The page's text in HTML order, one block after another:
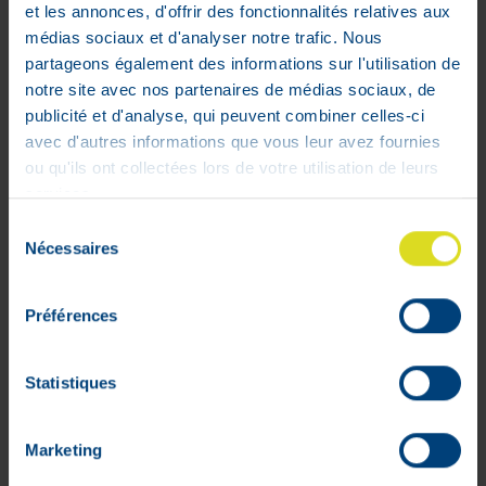
et les annonces, d'offrir des fonctionnalités relatives aux
médias sociaux et d'analyser notre trafic. Nous
partageons également des informations sur l'utilisation de
notre site avec nos partenaires de médias sociaux, de
publicité et d'analyse, qui peuvent combiner celles-ci
avec d'autres informations que vous leur avez fournies
ou qu'ils ont collectées lors de votre utilisation de leurs
services.
Nécessaires
Préférences
Statistiques
Marketing
Quies A/snurk Bipack Spray Neus
15ml + Mond 70ml
€29,75
In voorraad